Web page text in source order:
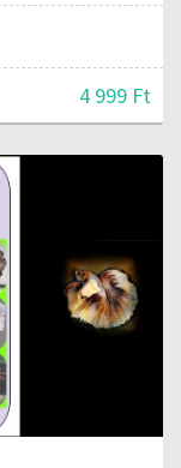
4 999 Ft